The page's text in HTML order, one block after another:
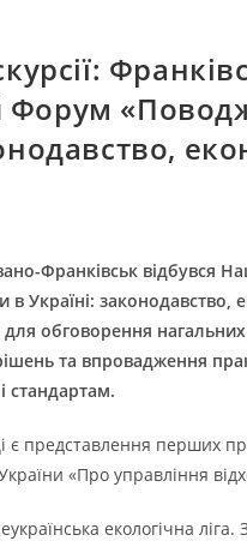
Форум
Франківськ відбувся
Україні: законодавство,
обговорення
та впровадження
стандартам.
представлення перших
«Про управління
екологічна